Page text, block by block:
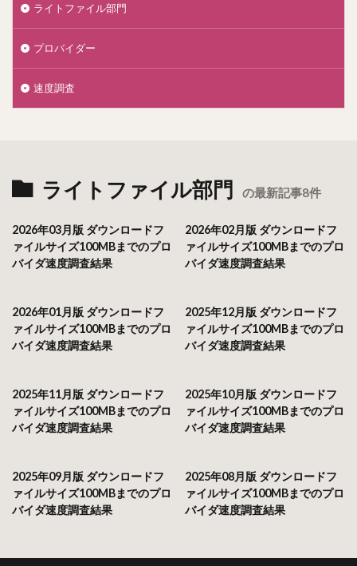
ライトファイル部門
プロバイダー
速度調査
ライトファイル部門 の最新記事8件
2026年03月版 ダウンロードフ
ァイルサイズ100MBまでのプロ
バイダ速度調査結果
2026年02月版 ダウンロードフ
ァイルサイズ100MBまでのプロ
バイダ速度調査結果
2026年01月版 ダウンロードフ
ァイルサイズ100MBまでのプロ
バイダ速度調査結果
2025年12月版 ダウンロードフ
ァイルサイズ100MBまでのプロ
バイダ速度調査結果
2025年11月版 ダウンロードフ
ァイルサイズ100MBまでのプロ
バイダ速度調査結果
2025年10月版 ダウンロードフ
ァイルサイズ100MBまでのプロ
バイダ速度調査結果
2025年09月版 ダウンロードフ
ァイルサイズ100MBまでのプロ
バイダ速度調査結果
2025年08月版 ダウンロードフ
ァイルサイズ100MBまでのプロ
バイダ速度調査結果